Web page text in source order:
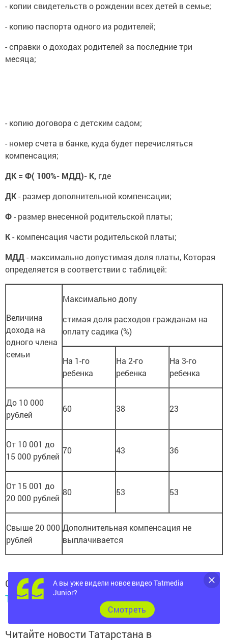
- копии свидетельств о рождении всех детей в семье;
- копию паспорта одного из родителей;
- справки о доходах родителей за последние три
месяца;
- копию договора с детским садом;
- номер счета в банке, куда будет перечисляться
компенсация;
ДК = Ф( 100%- МДД)- К, где
ДК- размер дополнительной компенсации;
Ф- размер внесенной родительской платы;
К- компенсация части родительской платы;
МДД- максимально допустимая доля платы, Которая
определяется в соответствии с таблицей:
Величина
дохода на
одного члена
семьи
Максимально допу
стимая доля расходов гражданам на
оплату садика (%)
На 1-го
ребенка
На 2-го
ребенка
На 3-го
ребенка
До 10 000
рублей
60 38 23
От 10 001 до
15 000 рублей
70 43 36
От 15 001 до
20 000 рублей
80 53 53
Свыше 20 000
рублей
Дополнительная компенсация не
выплачивается
Следите за самым важным и интересным в
Telegram-канале
Татмедиа
Читайте новости Татарстана в
А вы уже видели новое видео Tatmedia
Junior?
Cмотреть